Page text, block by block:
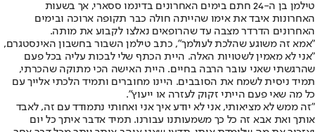
טילמן בן ה-24 חתם בימים האחרונים בדינמו ססארי, אך בשעות
האחרונות איבד את אימו שהייתה חולה כבר תקופה ארוכה ובימים
האחרונים הדרדר מצבה עד שהרופאים נאלצו לקבוע את מותה.
"אמא זה משוגע שהלכת לעולמך", כתב טילמן השבור בחשבון האינסטגרם,
"אני לא מאמין לשטויות האלה. היית הכתף שלי לבכות עליה בכל פעם
שהרגשתי שאני עובר הרבה בחיים. היית האישה הכי מתוקה שהכרתי,
תמיד ניסית לשמח את הסובבים. היינו מחוברים ותמיד הלכתי אלייך עם
כל מה שאי פעם הייתי זקוק לעזרה או ייעוץ".
"זה ממש לא מציאותי, אני לא יודע איך אני ואחותי נתמודד עם זה, לאבד
אותך ואת אבא זה כל כך משמעותנו עבורנו. תמיד אדבר איתך כל יום